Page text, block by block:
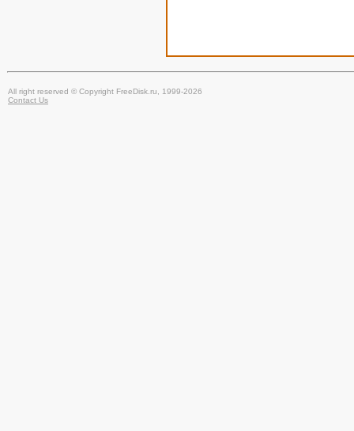
All right reserved © Copyright FreeDisk.ru, 1999-2026
Contact Us